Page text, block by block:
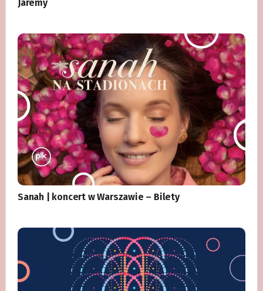
Jaremy
Sanah | koncert w Warszawie – Bilety